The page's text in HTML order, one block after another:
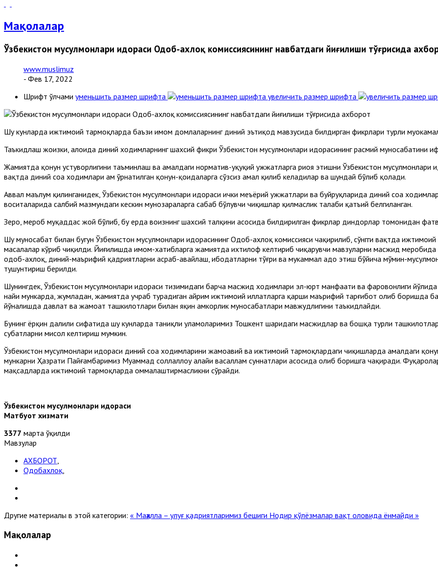
Мақолалар
Ўзбекистон мусулмонлари идораси Одоб-ахлоқ комиссиясининг навбатдаги йиғилиши тўғрисида
www.muslimuz
- Фев 17, 2022
Шрифт ўлчами уменьшить размер шрифта увеличить размер шрифта
Шу кунларда ижтимоий тармоқларда баъзи имом домлаларнинг диний эътиқод мавзусида билдирган фикрлари турли
Таъкидлаш жоизки, алоҳида диний ходимларнинг шахсий фикри Ўзбекистон мусулмонлари идорасининг расмий муносабатини
Жамиятда қонун устуворлигини таъминлаш ва амалдаги норматив-ҳуқуқий ҳужжатларга риоя этишни Ўзбекистон
вақтда диний соҳа ходимлари ҳам ўрнатилган қонун-қоидаларга сўзсиз амал қилиб келадилар ва шундай бўлиб қолади.
Аввал маълум қилинганидек, Ўзбекистон мусулмонлари идораси ички меъёрий ҳужжатлари ва буйруқларида диний соҳа
воситаларида салбий мазмундаги кескин мунозараларга сабаб бўлувчи чиқишлар қилмаслик талаби қатъий белгиланган.
Зеро, меҳроб муқаддас жой бўлиб, бу ерда воизнинг шахсий талқини асосида билдирилган фикрлар диндорлар томонидан
Шу муносабат билан бугун Ўзбекистон мусулмонлари идорасининг Одоб-ахлоқ комиссияси чақирилиб, сўнгги вақтда
масалалар кўриб чиқилди. Йиғилишда имом-хатибларга жамиятда ихтилоф келтириб чиқарувчи мавзуларни масжид меҳробида
одоб-ахлоқ, диний-маърифий қадриятларни асраб-авайлаш, ибодатларни тўғри ва мукаммал адо этиш бўйича мўмин-
тушунтириш берилди.
Шунингдек, Ўзбекистон мусулмонлари идораси тизимидаги барча масжид ходимлари эл-юрт манфаати ва фаровонлиги
наҳйи мункарда, жумладан, жамиятда учраб турадиган айрим ижтимоий иллатларга қарши маърифий тарғибот олиб боришда
йўналишда давлат ва жамоат ташкилотлари билан яқин ҳамкорлик муносабатлари мавжудлигини таъкидлайди.
Бунинг ёрқин далили сифатида шу кунларда таниқли уламоларимиз Тошкент шаҳридаги масжидлар ва бошқа турли
суҳбатларни мисол келтириш мумкин.
Ўзбекистон мусулмонлари идораси диний соҳа ходимларини жамоавий ва ижтимоий тармоқлардаги чиқишларда амалдаги
мункарни Ҳазрати Пайғамбаримиз Муҳаммад соллаллоҳу алайҳи васаллам суннатлари асосида олиб боришга чақиради.
мақсадларда ижтимоий тармоқларда оммалаштирмасликни сўрайди.
Ўзбекистон мусулмонлари идораси
Матбуот хизмати
3377 марта ўқилди
Мавзулар
АХБОРОТ
Одобахлоқ
Другие материалы в этой категории: « Маҳалла – улуғ қадриятларимиз бешиги Нодир қўлёзмалар вақт оловида ёнмайди »
Мақолалар